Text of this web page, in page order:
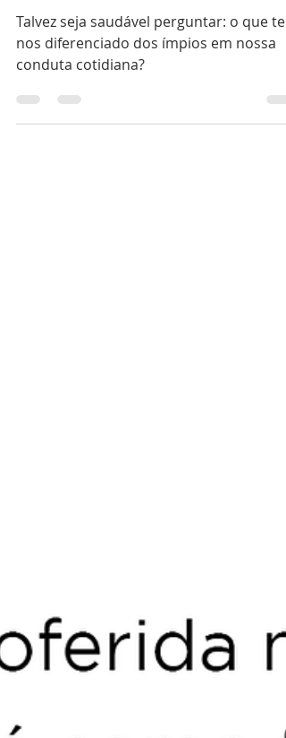
Provérbios 25.28
Talvez seja saudável perguntar: o que
conduta cotidiana?